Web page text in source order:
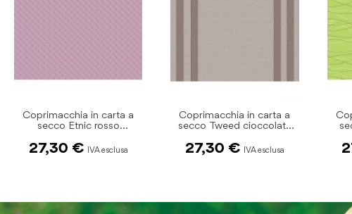
Coprimacchia in carta a
secco Etnic rosso
27,30 €
Coprimacchia in carta a
secco Tweed cioccolata
27,30 €